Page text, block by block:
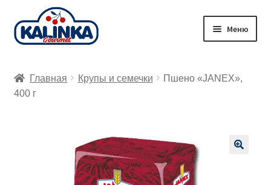
Перейти
к
Перейти
к
Меню
Заказ онлайн
Главная Крупы и семечки
Пшено «JANEX»,
400 г